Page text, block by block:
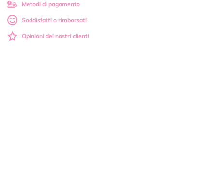
Metodi di pagamento
Soddisfatti o rimborsati
Opinioni dei nostri clienti